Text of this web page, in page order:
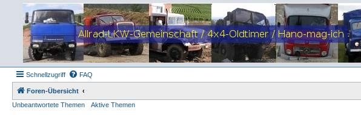
Schnellzugriff FAQ
Foren-Übersicht
Unbeantwortete Themen
Aktive Themen